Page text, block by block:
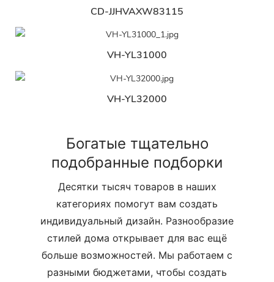
CD-JJHVAXW83115
VH-YL31000
VH-YL32000
Богатые тщательно
подобранные подборки
Десятки тысяч товаров в наших
категориях помогут вам создать
индивидуальный дизайн. Разнообразие
стилей дома открывает для вас ещё
больше возможностей. Мы работаем с
разными бюджетами, чтобы создать